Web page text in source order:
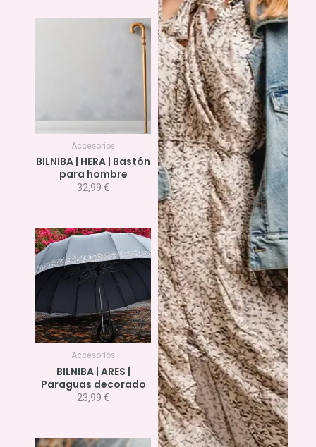
Accesorios
BILNIBA | HERA | Bastón
para hombre
32,99 €
Accesorios
BILNIBA | ARES |
Paraguas decorado
23,99 €